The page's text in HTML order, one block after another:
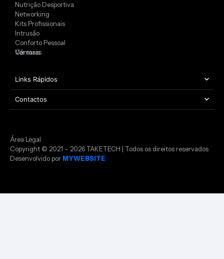
Nutrição Desportiva
Networking
Kits Profissionais
Intrusão
Conforto Pessoal
Câmaras
Ver mais
Links Rápidos
Contactos
Copyright © 2021 – 2026 TAKETECH | Todos os direitos reservados
Desenvolvido por MYWEBSITE
Área Legal